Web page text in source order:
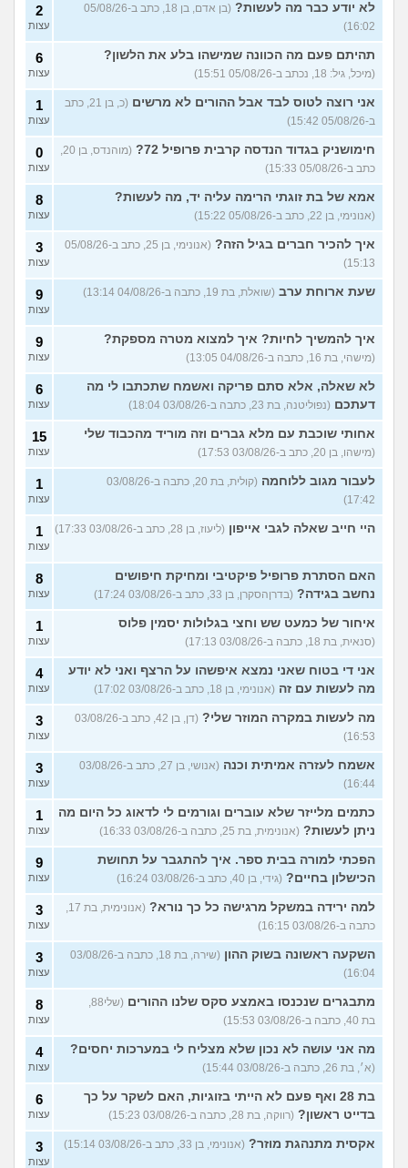
האם כדאי למכור את הקרן
כספית קסם אקטיב אירו?
9
עצות
תשלום טיפ בקופה - זה הגיוני? 4
אמורה לקבל ירושה, מה לעשות
עם הכסף?
10
מרגישה בתחתית כלכלית,
בעבודה בהכל יש לי סיבה?
(עמית, בת 24)
18
עצות
אם אני מוריד את המשוואה של
ההשוואה בצד האם אני ואישתי
במצב טוב?
(ריי מסטיריו, בן
29)
5
עצות
שוקל למשוך כספי פנסיה
תגמולים, מה ההשלכות של
5
עצות
עוד שאלות חדשות במדור
לא יודע כבר מה לעשות?
(בן אדם, בן 18, כתב ב-05/08/26
16:02)
2
עצות
תהיתם פעם מה הכוונה שמישהו בלע את הלשון?
(מיכל, גיל: 18, נכתב ב-05/08/26 15:51)
6
עצות
אני רוצה לטוס לבד אבל ההורים לא מרשים
(כ, בן 21, כתב
ב-05/08/26 15:42)
1
עצות
חימושניק בגדוד הנדסה קרבית פרופיל 72?
כתב ב-05/08/26 15:33)
0
עצות
אמא של בת זוגתי הרימה עליה יד, מה לעשות?
(אנונימי, בן 22, כתב ב-05/08/26 15:22)
8
עצות
איך להכיר חברים בגיל הזה?
(אנונימי, בן 25, כתב ב-05/08/26
15:13)
3
עצות
שעת ארוחת ערב (שואלת, בת 19, כתבה ב-04/08/26 13:14) 9
עצות
איך להמשיך לחיות? איך למצוא מטרה מספקת?
(מישהי, בת 16, כתבה ב-04/08/26 13:05)
9
עצות
לא שאלה, אלא סתם פריקה ואשמח שתכתבו לי מה
דעתכם (נפוליטנה, בת 23, כתבה ב-03/08/26 18:04)
6
עצות
אחותי שוכבת עם מלא גברים וזה מוריד מהכבוד שלי
(מישהו, בן 20, כתב ב-03/08/26 17:53)
15
עצות
לעבור מגוב ללוחמה
(קולית, בת 20, כתבה ב-03/08/26
17:42)
1
עצות
היי חייב שאלה לגבי אייפון (ליעוז, בן 28, כתב ב-03/08/26 17:33) 1
עצות
האם הסתרת פרופיל פיקטיבי ומחיקת חיפושים
נחשב בגידה? (בדרןהסקרן, בן 33, כתב ב-03/08/26 17:24)
8
עצות
איחור של כמעט שש וחצי בגלולות יסמין פלוס
(סנאית, בת 18, כתבה ב-03/08/26 17:13)
1
עצות
אני די בטוח שאני נמצא איפשהו על הרצף ואני לא יודע
מה לעשות עם זה (אנונימי, בן 18, כתב ב-03/08/26 17:02)
4
עצות
מה לעשות במקרה המוזר שלי?
(דן, בן 42, כתב ב-03/08/26
16:53)
3
עצות
אשמח לעזרה אמיתית וכנה
(אנושי, בן 27, כתב ב-03/08/26
16:44)
3
עצות
כתמים מלייזר שלא עוברים וגורמים לי לדאוג כל היום מה
ניתן לעשות? (אנונימית, בת 25, כתבה ב-03/08/26 16:33)
1
עצות
הפכתי למורה בבית ספר. איך להתגבר על תחושת
הכישלון בחיים? (גידי, בן 40, כתב ב-03/08/26 16:24)
9
עצות
למה ירידה במשקל מרגישה כל כך נורא?
כתבה ב-03/08/26 16:15)
3
עצות
השקעה ראשונה בשוק ההון
(שירה, בת 18, כתבה ב-03/08/26
16:04)
3
עצות
מתבגרים שנכנסו באמצע סקס שלנו ההורים
בת 40, כתבה ב-03/08/26 15:53)
8
עצות
מה אני עושה לא נכון שלא מצליח לי במערכות יחסים?
(א׳, בת 26, כתבה ב-03/08/26 15:44)
4
עצות
בת 28 ואף פעם לא הייתי בזוגיות, האם לשקר על כך
בדייט ראשון? (רווקה, בת 28, כתבה ב-03/08/26 15:23)
6
עצות
אקסית מתנהגת מוזר? (אנונימי, בן 33, כתב ב-03/08/26 15:14) 3
עצות